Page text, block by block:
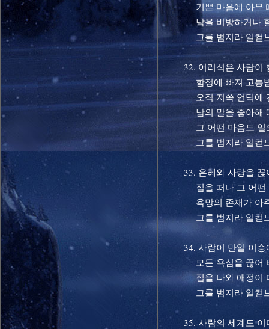
기쁜 마음에 아무
남을 비방하거나 헐
그를 범지라 일컫
32. 어리석은 사람이
함정에 빠져 고통받
오직 저쪽 언덕에
남의 말을 좋아해
그 어떤 마음도 일
그를 범지라 일컫
33. 은혜와 사랑을 끊
집을 떠나 그 어떤
욕망의 존재가 아
그를 범지라 일컫
34. 사람이 만일 이승
모든 욕심을 끊어
집을 나와 애정이
그를 범지라 일컫
35. 사람의 세계도 이